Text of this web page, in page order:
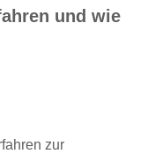
und wie
zur